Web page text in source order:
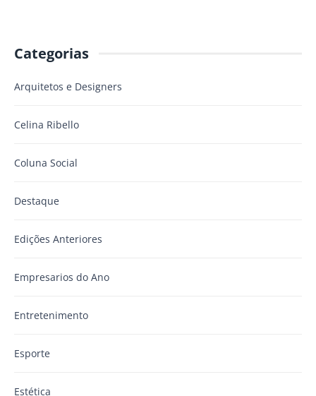
Categorias
Arquitetos e Designers
Celina Ribello
Coluna Social
Destaque
Edições Anteriores
Empresarios do Ano
Entretenimento
Esporte
Estética